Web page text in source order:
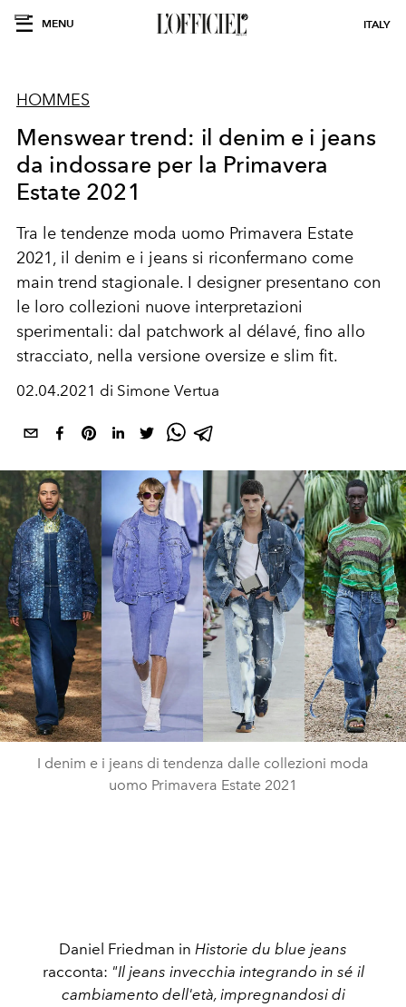
MENU ITALY
HOMMES
Menswear trend: il denim e i jeans
da indossare per la Primavera
Estate 2021
Tra le tendenze moda uomo Primavera Estate
2021, il denim e i jeans si riconfermano come
main trend stagionale. I designer presentano con
le loro collezioni nuove interpretazioni
sperimentali: dal patchwork al délavé, fino allo
stracciato, nella versione oversize e slim fit.
02.04.2021 di Simone Vertua
I denim e i jeans di tendenza dalle collezioni moda
uomo Primavera Estate 2021
Daniel Friedman in Historie du blue jeans
racconta: "Il jeans invecchia integrando in sé il
cambiamento dell'età, impregnandosi di